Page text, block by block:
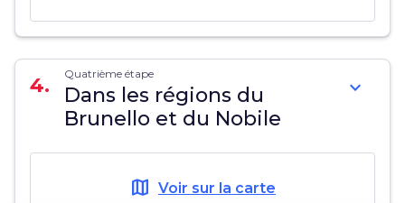
4. Quatrième étape
Dans les régions du
Brunello et du Nobile
expand_more
map Voir sur la carte